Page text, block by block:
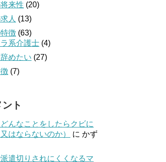
来性 (20)
人 (13)
徴 (63)
系介護士 (4)
めたい (27)
(7)
ト
んなことをしたらクビに
はならないのか）
に かず
遣切りされにくくなるマ